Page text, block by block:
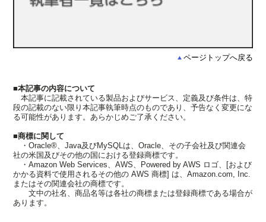
ページトップへ戻る
■本記事の内容について
本記事に記載されている製品およびサービス、定義及び条件は、特
段の記載のない限り本記事執筆時点のものであり、予告なく変更にな
る可能性があります。あらかじめご了承ください。
■商標に関して
・Oracle®、Java及びMySQLは、Oracle、その子会社及び関連会
社の米国及びその他の国における登録商標です。
・Amazon Web Services、AWS、Powered by AWS ロゴ、[および
かかる資料で使用されるその他の AWS 商標] は、Amazon.com, Inc.
またはその関連会社の商標です。
文中の社名、商品名等は各社の商標または登録商標である場合が
あります。